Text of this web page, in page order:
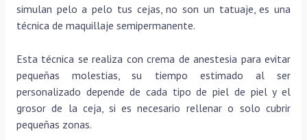
simulan pelo a pelo tus cejas, no son un tatuaje, es una
técnica de maquillaje semipermanente.
Esta técnica se realiza con crema de anestesia para evitar
pequeñas molestias, su tiempo estimado al ser
personalizado depende de cada tipo de piel de piel y el
grosor de la ceja, si es necesario rellenar o solo cubrir
pequeñas zonas.